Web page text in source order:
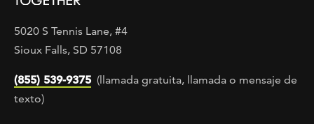
5020 S Tennis Lane, #4
Sioux Falls, SD 57108
(855) 539-9375 (llamada gratuita, llamada o mensaje de
texto)